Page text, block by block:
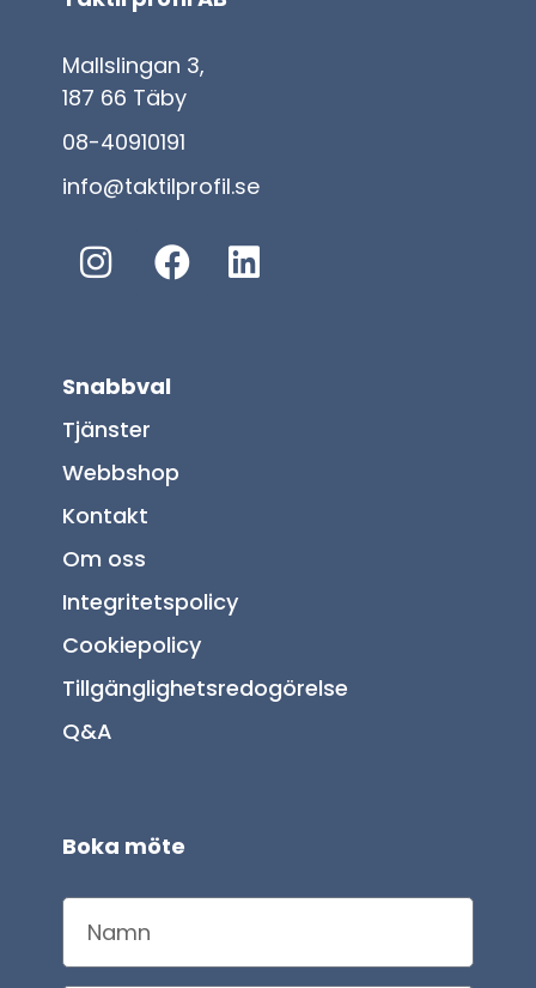
Mallslingan 3,
187 66 Täby
08-40910191
info@taktilprofil.se
Snabbval
Tjänster
Webbshop
Kontakt
Om oss
Integritetspolicy
Cookiepolicy
Tillgänglighetsredogörelse
Q&A
Boka möte